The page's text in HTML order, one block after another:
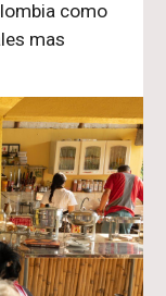
como
mas